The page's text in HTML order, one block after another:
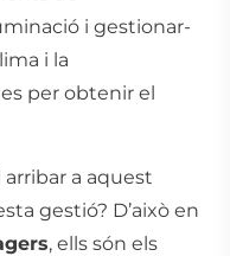
i gestionar-
i la
per obtenir el
a aquest
gestió? D’això en
, ells són els